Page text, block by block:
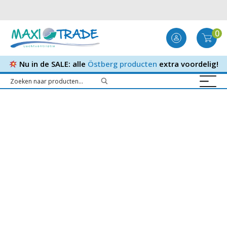
0
Nu in de SALE: alle Östberg producten extra voordelig!